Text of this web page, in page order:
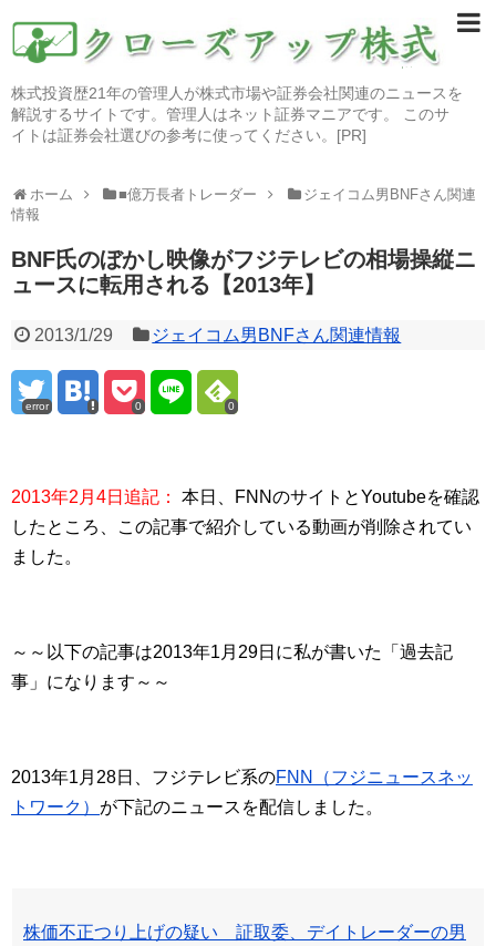
株式投資歴21年の管理人が株式市場や証券会社関連のニュースを
解説するサイトです。管理人はネット証券マニアです。 このサ
イトは証券会社選びの参考に使ってください。[PR]
ホーム ■億万長者トレーダー
ジェイコム男BNFさん関連
情報
BNF氏のぼかし映像がフジテレビの相場操縦ニ
ュースに転用される【2013年】
2013/1/29 ジェイコム男BNFさん関連情報
error 0 0
2013年2月4日追記：
本日、FNNのサイトとYoutubeを確認
したところ、この記事で紹介している動画が削除されてい
ました。
～～以下の記事は2013年1月29日に私が書いた「過去記
事」になります～～
2013年1月28日、フジテレビ系のFNN（フジニュースネッ
トワーク） が下記のニュースを配信しました。
株価不正つり上げの疑い 証取委、デイトレーダーの男